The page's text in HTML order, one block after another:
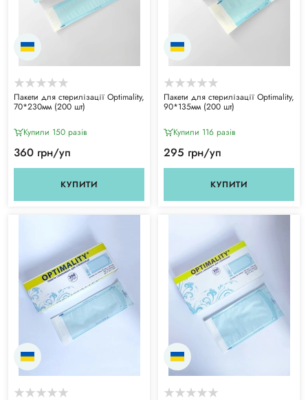
Пакети для стерилізації Optimality,
70*230мм (200 шт)
Купили 150 разiв
360 грн/уп
КУПИТИ
Пакети для стерилізації Optimality,
90*135мм (200 шт)
Купили 116 разiв
295 грн/уп
КУПИТИ